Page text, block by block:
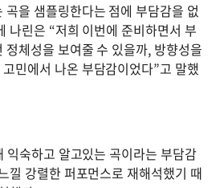
을 샘플링한다는 점에 부담감을 없
나린은 “저희 이번에 준비하면서 부
정체성을 보여줄 수 있을까, 방향성을
민에서 나온 부담감이었다”고 말했
익숙하고 알고있는 곡이라는 부담감
낄 강렬한 퍼포먼스로 재해석했기 때